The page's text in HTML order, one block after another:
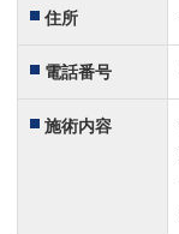
住所
電話番号
施術内容